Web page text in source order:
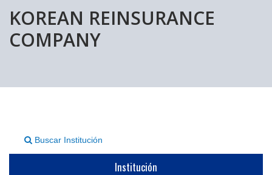
KOREAN REINSURANCE
COMPANY
Buscar Institución
Institución